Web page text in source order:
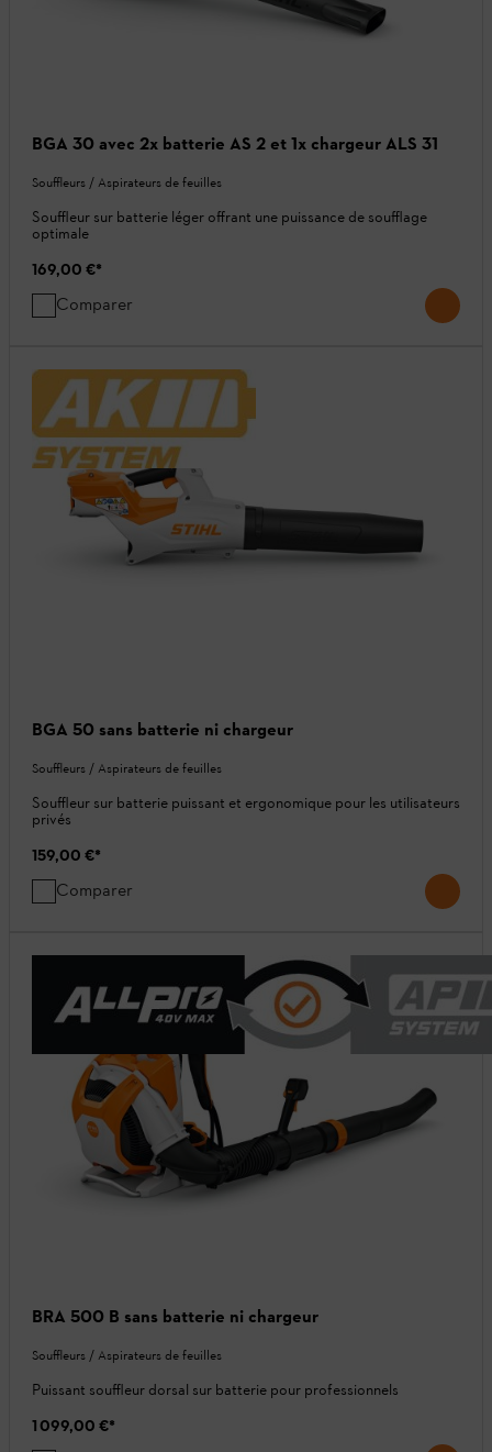
BGA 30 avec 2x batterie AS 2 et 1x chargeur ALS 31
Souffleurs / Aspirateurs de feuilles
Souffleur sur batterie léger offrant une puissance de soufflage
optimale
169,00 €*
Comparer
BGA 50 sans batterie ni chargeur
Souffleurs / Aspirateurs de feuilles
Souffleur sur batterie puissant et ergonomique pour les utilisateurs
privés
159,00 €*
Comparer
BRA 500 B sans batterie ni chargeur
Souffleurs / Aspirateurs de feuilles
Puissant souffleur dorsal sur batterie pour professionnels
1 099,00 €*